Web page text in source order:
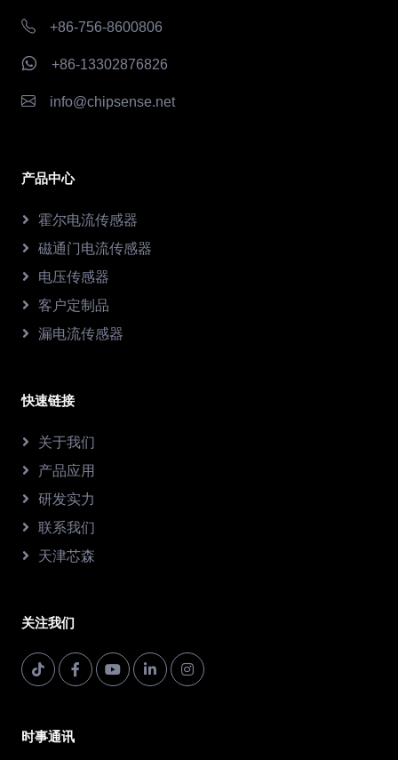
+86-756-8600806
+86-13302876826
info@chipsense.net
产品中心
霍尔电流传感器
磁通门电流传感器
电压传感器
客户定制品
漏电流传感器
快速链接
关于我们
产品应用
研发实力
联系我们
天津芯森
关注我们
时事通讯